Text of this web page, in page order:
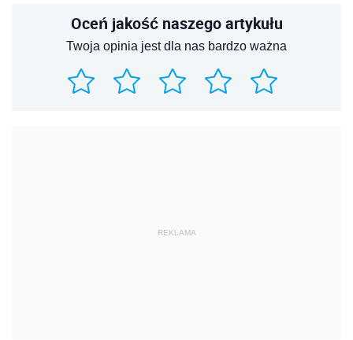
Oceń jakość naszego artykułu
Twoja opinia jest dla nas bardzo ważna
REKLAMA